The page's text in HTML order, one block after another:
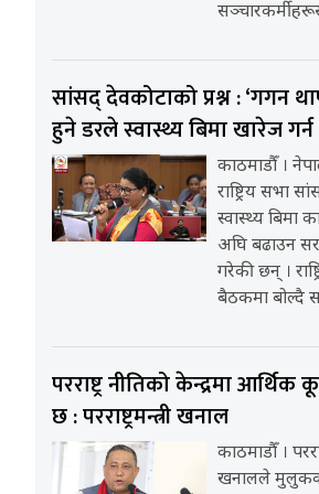
सांसद् देवकोटाको प्रश्न : ‘गगन
हुने डरले स्वास्थ्य बिमा खारेज
काठमाडौँ ।
राष्ट्रिय सभा
स्वास्थ्य बिमा
अघि बढाउन
गरेकी छन् ।
बैठकमा बोल्दै
परराष्ट्र नीतिको केन्द्रमा आर्थिक
छ : परराष्ट्रमन्त्री खनाल
काठमाडौँ ।
खनालले मुलुकको